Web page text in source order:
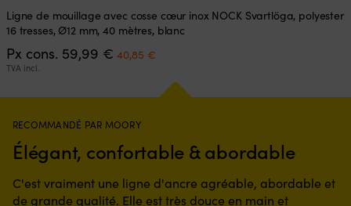
RECOMMANDÉ PAR MOORY
Élégant, confortable & abordable
C'est vraiment une ligne d'ancre agréable, abordable et
de grande qualité. Elle est très douce en main et
Ligne de mouillage avec cosse cœur inox NOCK Svartlöga, polyester
16 tresses, Ø12 mm, 40 mètres, blanc
Px cons. 59,99 € Le
59,99 €.
40,85 €
actuel
TVA incl.